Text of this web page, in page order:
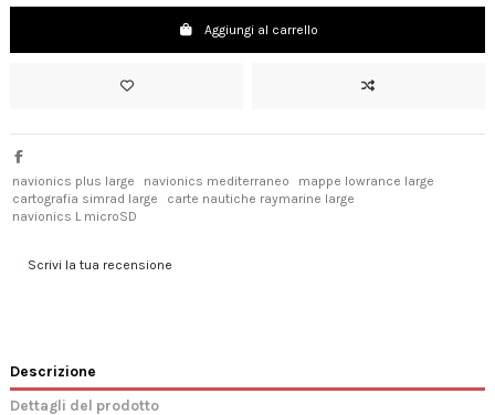
Aggiungi al carrello
navionics plus large navionics mediterraneo
mappe lowrance large
cartografia simrad large
carte nautiche raymarine large
navionics L microSD
Scrivi la tua recensione
Descrizione
Dettagli del prodotto